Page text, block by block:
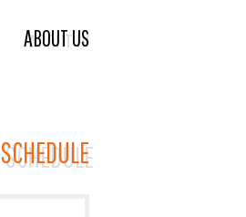
ABOUT US
SCHEDULE